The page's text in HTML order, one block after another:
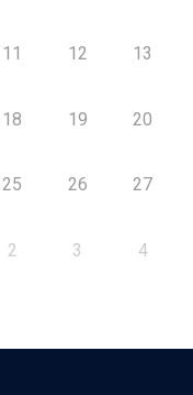
11 12 13
18 19 20
25 26 27
2 3 4